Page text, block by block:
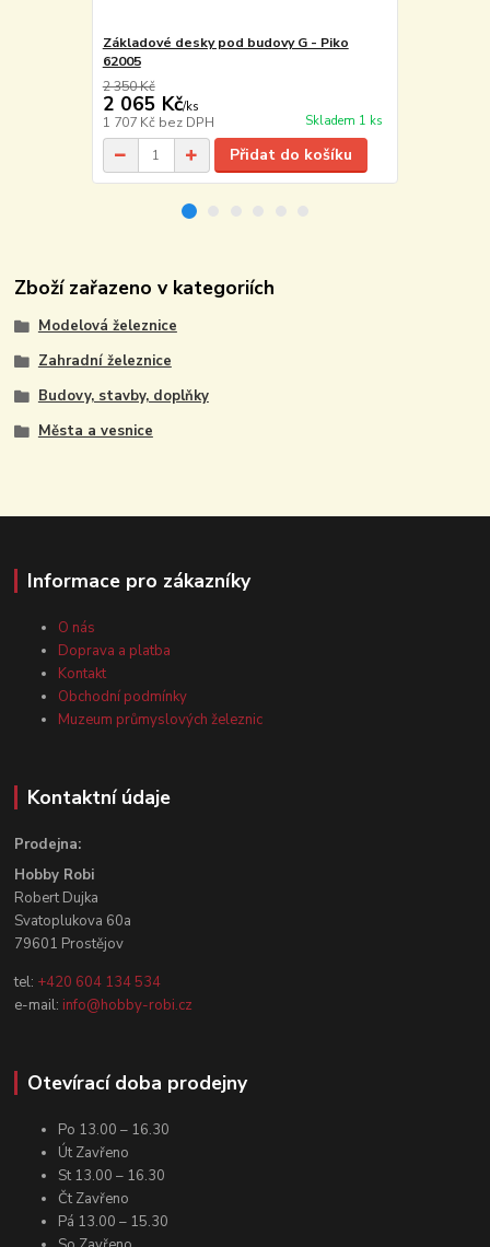
Základové desky pod budovy G - Piko
62005
2 350 Kč
2 065 Kč/ks
1 707 Kč bez DPH Skladem 1 ks
Přidat do košíku
Zboží zařazeno v kategoriích
Modelová železnice
Zahradní železnice
Budovy, stavby, doplňky
Města a vesnice
Informace pro zákazníky
O nás
Doprava a platba
Kontakt
Obchodní podmínky
Muzeum průmyslových železnic
Kontaktní údaje
Prodejna:
Hobby Robi
Robert Dujka
Svatoplukova 60a
79601 Prostějov
tel: +420 604 134 534
e-mail: info@hobby-robi.cz
Otevírací doba prodejny
Po 13.00 – 16.30
Út Zavřeno
St 13.00 – 16.30
Čt Zavřeno
Pá 13.00 – 15.30